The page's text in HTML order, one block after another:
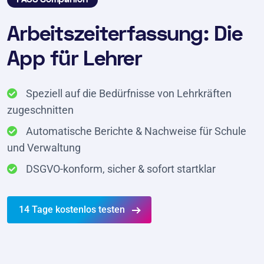
Arbeitszeiterfassung: Die
App für Lehrer
Speziell auf die Bedürfnisse von Lehrkräften
zugeschnitten
Automatische Berichte & Nachweise für Schule
und Verwaltung
DSGVO-konform, sicher & sofort startklar
14 Tage kostenlos testen